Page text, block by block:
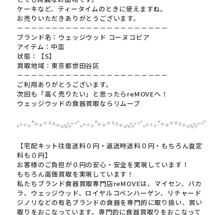
ケーキなど、ティータイムのときに使えますね。
お売りいただきありがとうございます。
－－－－－－－－－－－－－－－－－－－－－－
ブランド名：ウェッジウッド コーヌコピア
アイテム：中皿
状態：【S】
買取地域：東京都世田谷区
－－－－－－－－－－－－－－－－－－－－－－
ご利用ありがとうございます。
次回も「高く売りたい」と思ったらreMOVEへ！
ウェッジウッドの食器買取ならリムーブ
【宅配キット往復送料０円・返送時送料０円・もちろん査定
料も０円】
お客様のご負担が０円の安心・安全を実現しています！
もちろん高価買取を実現しています！
私たちブランド食器買取専門店reMOVEは、マイセン、バカ
ラ、ウェッジウッド、ロイヤルコペンハーゲン、リチャード
ジノリなどの有名ブランドの食器を専門的に取り扱い、買い
取りをおこなっています。専門的に食器買取りをおこなって